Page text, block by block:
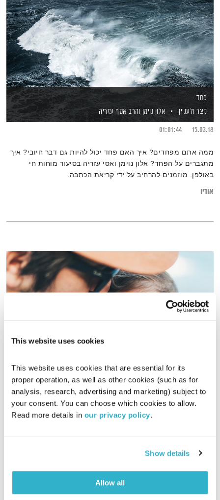
This website uses cookies
This website uses cookies that are essential for its
proper operation, as well as other cookies (such as for
analysis, research, advertising and marketing) subject to
your consent. You can choose which cookies to allow.
Read more details in our privacy policy.
Show details
Allow all
פחד
קצר ולעניין
אלון נוימן והרב אסף עזריה
15.03.18
01:01:44
ממה אתם מפחדים? איך האם פחד יכול להיות גם דבר חיובי? איך
מתגברים על הפחד? אלון נוימן ואסי עזריה בסיעור מוחות חי
באולפן. מוזמנים להרחיב על ידי קריאת הכתבה:
אודיו
בדיוק כמו שאני
שי ואורית אור
21.09.16
00:58:31
איך לומדים להפריד בין החרדות שלנו לחששות של ילדינו? ואיך
אודיו